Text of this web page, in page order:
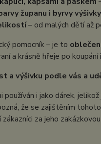
županu i byrvy
– od malých dětí až
pomocník – je to
a krásně hřeje po
a výšivku podle vás a
používán i jako dárek,
že se zajištěním
za jeho